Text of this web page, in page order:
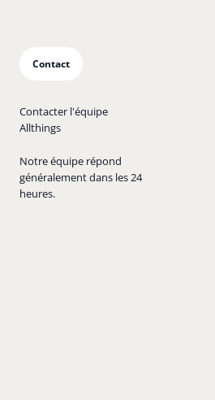
Contact
Contacter l'équipe
Allthings
Notre équipe répond
généralement dans les 24
heures.